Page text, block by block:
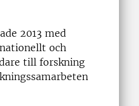
2013 med
och
till forskning